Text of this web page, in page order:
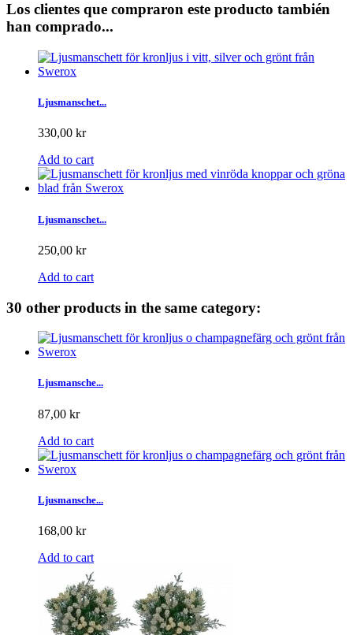
Los clientes que compraron este producto también
han comprado...
Ljusmanschet...
330,00 kr
Add to cart
Ljusmanschet...
250,00 kr
Add to cart
30 other products in the same category:
Ljusmansche...
87,00 kr
Add to cart
Ljusmansche...
168,00 kr
Add to cart